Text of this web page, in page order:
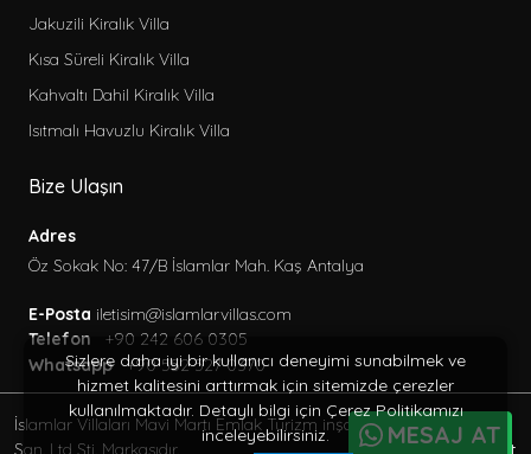
Jakuzili Kiralık Villa
Kısa Süreli Kiralık Villa
Kahvaltı Dahil Kiralık Villa
Isıtmalı Havuzlu Kiralık Villa
Bize Ulaşın
Adres
Öz Sokak No: 47/B İslamlar Mah. Kaş Antalya
E-Posta iletisim@islamlarvillas.com
Telefon
+90 242 606 0305
Whatsapp +90 552 527 0370
İslamlar Villaları Mavi Martı Emlak Turizm inşaat Tic. Ve
San. Ltd Şti. Markasıdır.
MESAJ AT
Sizlere daha iyi bir kullanıcı deneyimi sunabilmek ve
hizmet kalitesini arttırmak için sitemizde çerezler
kullanılmaktadır. Detaylı bilgi için Çerez Politikamızı
inceleyebilirsiniz.